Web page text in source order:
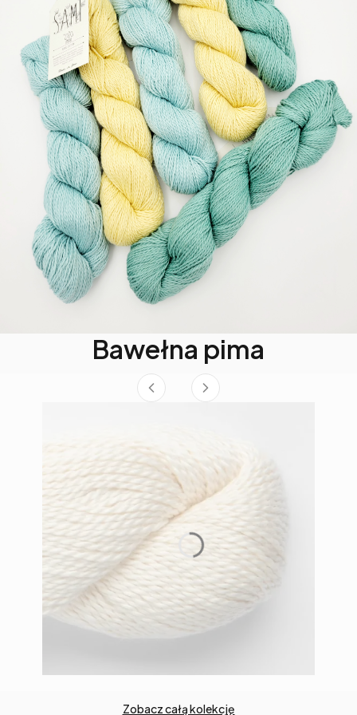
Bawełna pima
Zobacz całą kolekcję